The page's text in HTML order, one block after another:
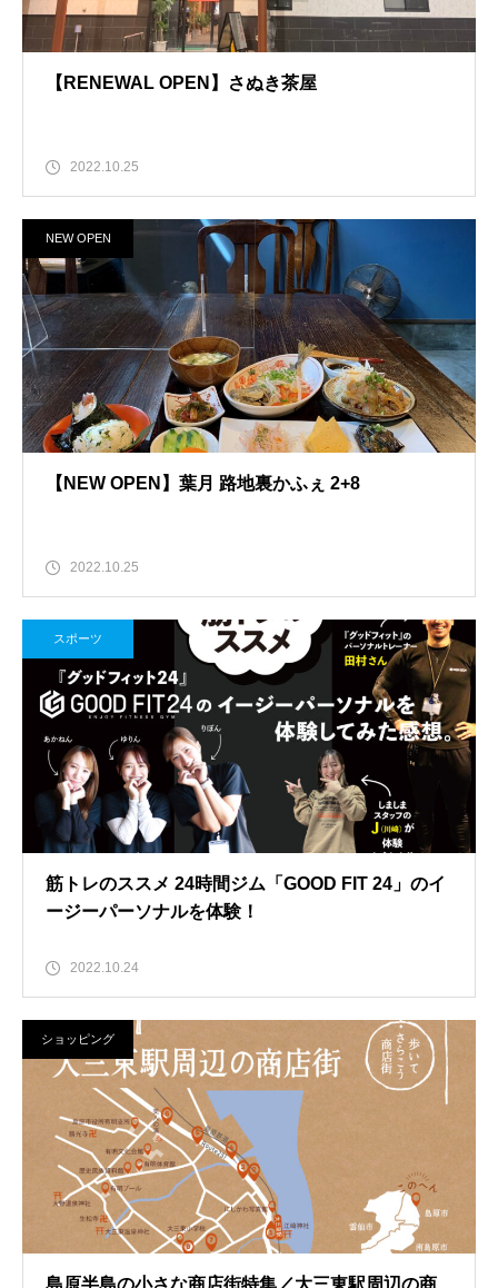
【RENEWAL OPEN】さぬき茶屋
2022.10.25
NEW OPEN
【NEW OPEN】葉月 路地裏かふぇ 2+8
2022.10.25
スポーツ
筋トレのススメ 24時間ジム「GOOD FIT 24」のイ
ージーパーソナルを体験！
2022.10.24
ショッピング
島原半島の小さな商店街特集／大三東駅周辺の商